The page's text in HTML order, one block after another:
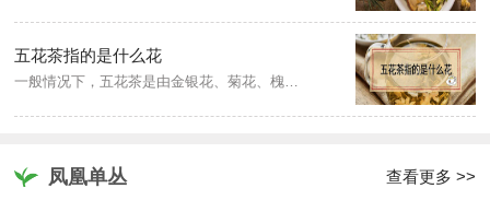
五花茶指的是什么花
一般情况下，五花茶是由金银花、菊花、槐花、木棉花和鸡蛋花这五种花组成，有个别方剂根据饮用者的体质而略作修改，有时会换成款冬花、玫瑰花或辛夷花、水翁花。
凤凰单丛 查看更多 >>